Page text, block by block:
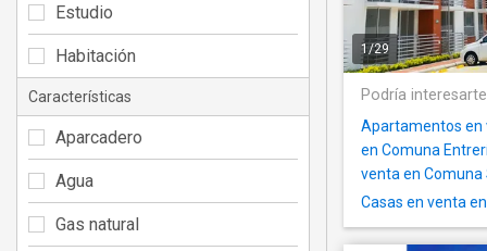
1/29
Podría
Apartamentos en
en Comuna
venta en Comuna
Casas en venta
Estudio
Habitación
Características
Aparcadero
Agua
Gas natural